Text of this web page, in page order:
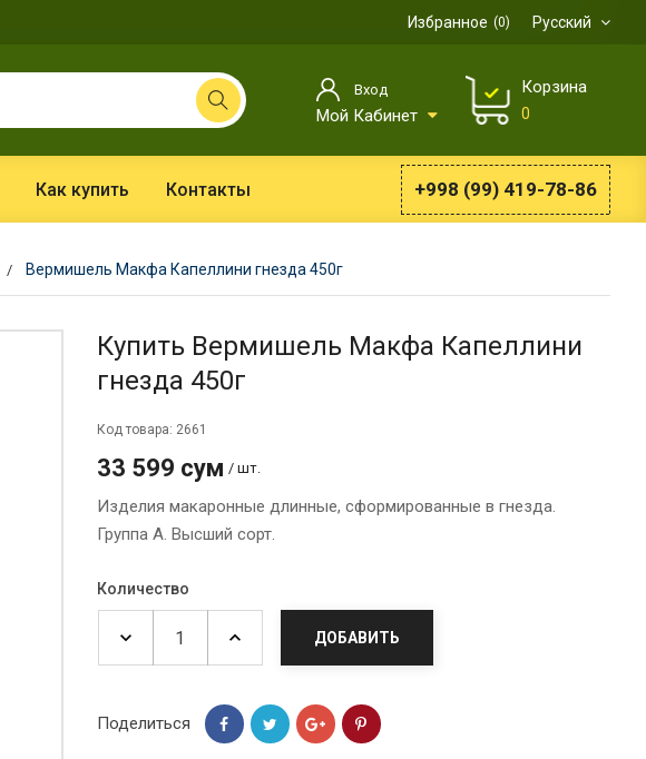
Русский
Избранное 0
Вход
Мой Кабинет
Корзина
0
Как купить Контакты +998 (99) 419-78-86
Вермишель Макфа Капеллини гнезда 450г
Купить Вермишель Макфа Капеллини
гнезда 450г
Код товара: 2661
33 599 сум / шт.
Изделия макаронные длинные, сформированные в гнезда.
Группа А. Высший сорт.
Количество
ДОБАВИТЬ
Поделиться